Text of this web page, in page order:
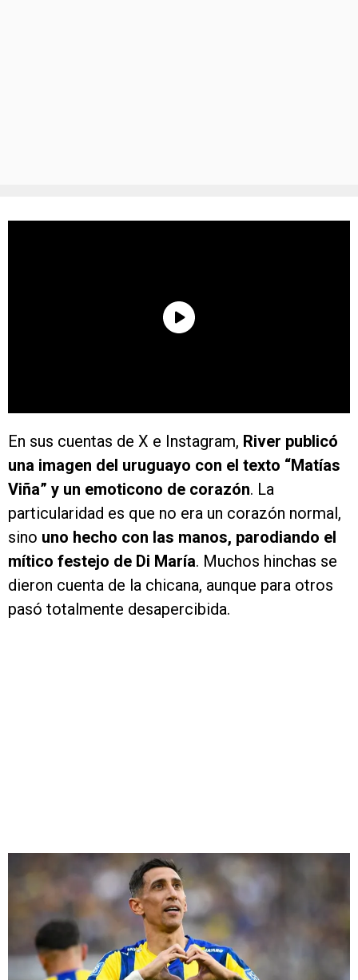
En sus cuentas de X e Instagram, River publicó
una imagen del uruguayo con el texto “Matías
Viña” y un emoticono de corazón. La
particularidad es que no era un corazón normal,
sino uno hecho con las manos, parodiando el
mítico festejo de Di María. Muchos hinchas se
dieron cuenta de la chicana, aunque para otros
pasó totalmente desapercibida.